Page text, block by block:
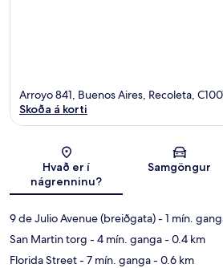
Kort
Arroyo 841, Buenos Aires, Recoleta,
Skoða á korti
Hvað er í
nágrenninu?
Samgöngur
9 de Julio Avenue (breiðgata)- 1 mín.
San Martin torg - 4 mín. ganga- 0.4 km
Florida Street- 7 mín. ganga- 0.6 km